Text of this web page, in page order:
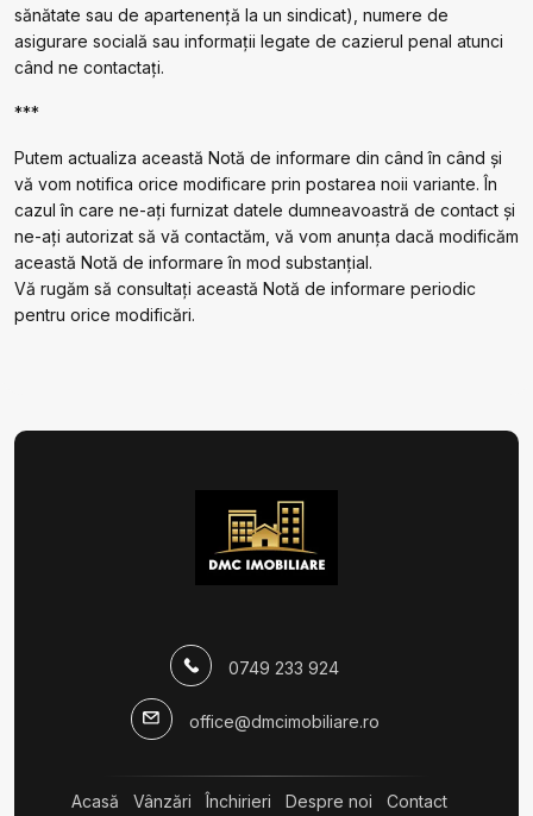
sănătate sau de apartenență la un sindicat), numere de
asigurare socială sau informații legate de cazierul penal atunci
când ne contactați.
***
Putem actualiza această Notă de informare din când în când și
vă vom notifica orice modificare prin postarea noii variante. În
cazul în care ne-ați furnizat datele dumneavoastră de contact și
ne-ați autorizat să vă contactăm, vă vom anunța dacă modificăm
această Notă de informare în mod substanțial.
Vă rugăm să consultați această Notă de informare periodic
pentru orice modificări.
0749 233 924
office@dmcimobiliare.ro
Acasă Vânzări Închirieri Despre noi Contact